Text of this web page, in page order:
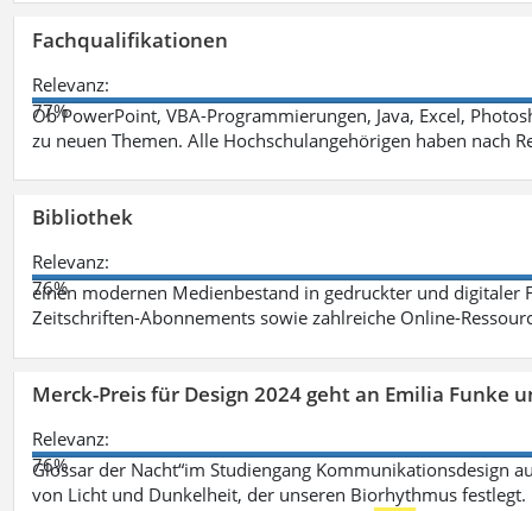
Fachqualifikationen
Relevanz:
77%
Ob PowerPoint, VBA-Programmierungen, Java, Excel,
zu neuen Themen. Alle Hochschulangehörigen haben nach
Bibliothek
Relevanz:
76%
einen modernen Medienbestand in gedruckter und
Zeitschriften-Abonnements sowie zahlreiche Online-
Merck-Preis für Design 2024 geht an Emilia Funke
Relevanz:
76%
Glossar der Nacht“im Studiengang Kommunikationsdesign
von Licht und Dunkelheit, der unseren Biorhythmus